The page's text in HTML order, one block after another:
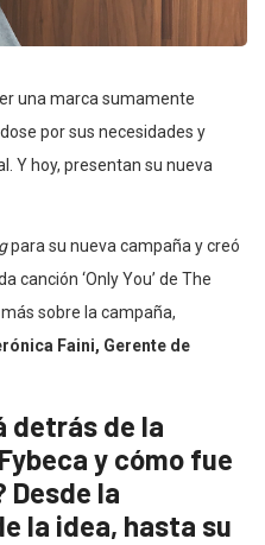
una marca sumamente
por sus necesidades y
Y hoy, presentan su nueva
para su nueva campaña y creó
canción ‘Only You’ de The
sobre la campaña,
Faini, Gerente de
detrás de la
y cómo fue
Desde la
la idea, hasta su